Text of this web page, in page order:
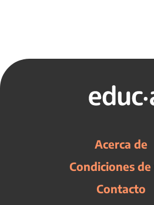
Acerca de
Condiciones de
Contacto